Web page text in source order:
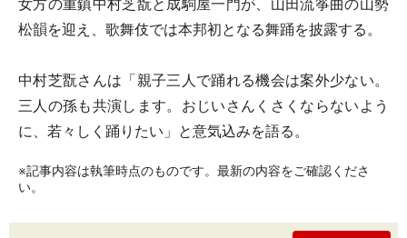
女方の重鎮中村芝翫と成駒屋一門が、山田流筝曲の山勢
松韻を迎え、歌舞伎では本邦初となる舞踊を披露する。
中村芝翫さんは「親子三人で踊れる機会は案外少ない。
三人の孫も共演します。おじいさんくさくならないよう
に、若々しく踊りたい」と意気込みを語る。
※記事内容は執筆時点のものです。最新の内容をご確認くださ
い。